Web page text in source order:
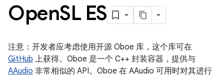
OpenSL ES
注意：开发者应考虑使用开源 Oboe 库，这个库可在
GitHub 上获得。Oboe 是一个 C++ 封装容器，提供与
AAudio 非常相似的 API。Oboe 在 AAudio 可用时对其进行